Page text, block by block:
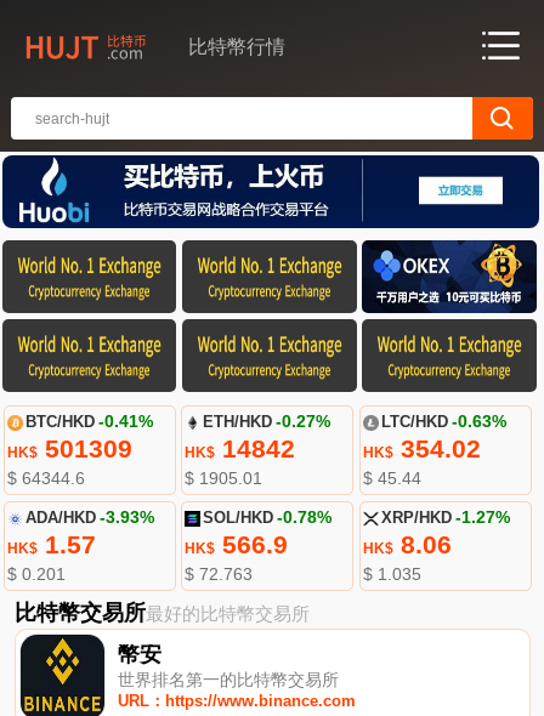
比特幣行情
BTC/HKD -0.41%
HK$501309
$ 64344.6
ETH/HKD -0.27%
HK$ 14842
$ 1905.01
LTC/HKD -0.63%
HK$354.02
$ 45.44
ADA/HKD -3.93%
HK$1.57
$ 0.201
SOL/HKD -0.78%
HK$ 566.9
$ 72.763
XRP/HKD -1.27%
HK$8.06
$ 1.035
比特幣交易所最好的比特幣交易所
幣安
世界排名第一的比特幣交易所
URL：https://www.binance.com